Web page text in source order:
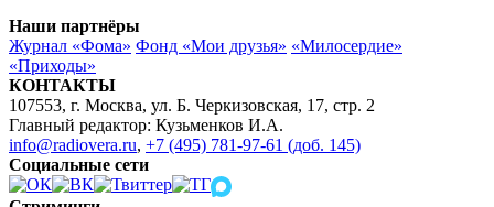
Наши партнёры
Журнал «Фома» Фонд «Мои друзья» «Милосердие»
«Приходы»
КОНТАКТЫ
107553, г. Москва, ул. Б. Черкизовская, 17, стр. 2
Главный редактор: Кузьменков И.А.
info@radiovera.ru, +7 (495) 781-97-61 (доб. 145)
Социальные сети